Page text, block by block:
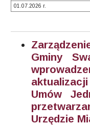
01.07.2026 r.
Gminy
Umów
Urzędzie